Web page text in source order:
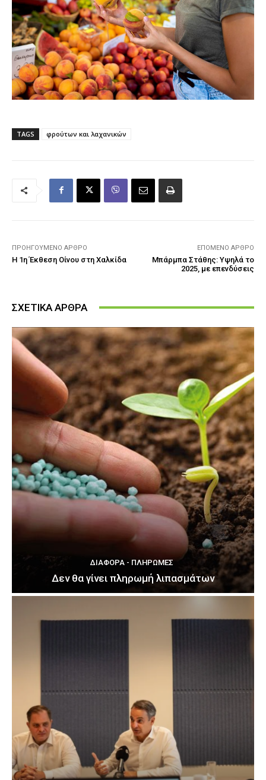
TAGS φρούτων και λαχανικών
ΠΡΟΗΓΟΎΜΕΝΟ ΆΡΘΡΟ
Η 1η Έκθεση Οίνου στη Χαλκίδα
ΕΠΌΜΕΝΟ ΆΡΘΡΟ
Μπάρμπα Στάθης: Yψηλά το
2025, με επενδύσεις
ΣΧΕΤΙΚΑ ΑΡΘΡΑ
ΔΙΆΦΟΡΑ - ΠΛΗΡΩΜΈΣ
Δεν θα γίνει πληρωμή λιπασμάτων